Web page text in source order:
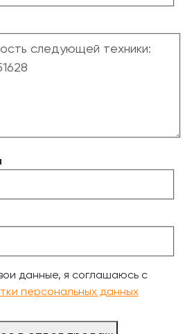
данные, я соглашаюсь с
персональных данных